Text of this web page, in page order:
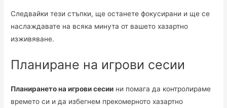
Следвайки тези стъпки, ще останете фокусирани и ще се
наслаждавате на всяка минута от вашето хазартно
изживяване.
Планиране на игрови сесии
Планирането на игрови сесии ни помага да контролираме
времето си и да избегнем прекомерното хазартно